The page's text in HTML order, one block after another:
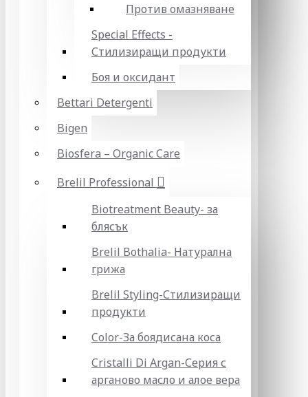
Против омазняване
Special Effects -
Стилизиращи продукти
Боя и оксидант
Bettari Detergenti
Bigen
Biosfera – Organic Care
Brelil Professional
Biotreatment Beauty- за
блясък
Brelil Bothalia- Натурална
грижа
Brelil Styling-Стилизиращи
продукти
Color-За боядисана коса
Cristalli Di Argan-Серия с
арганово масло и алое вера